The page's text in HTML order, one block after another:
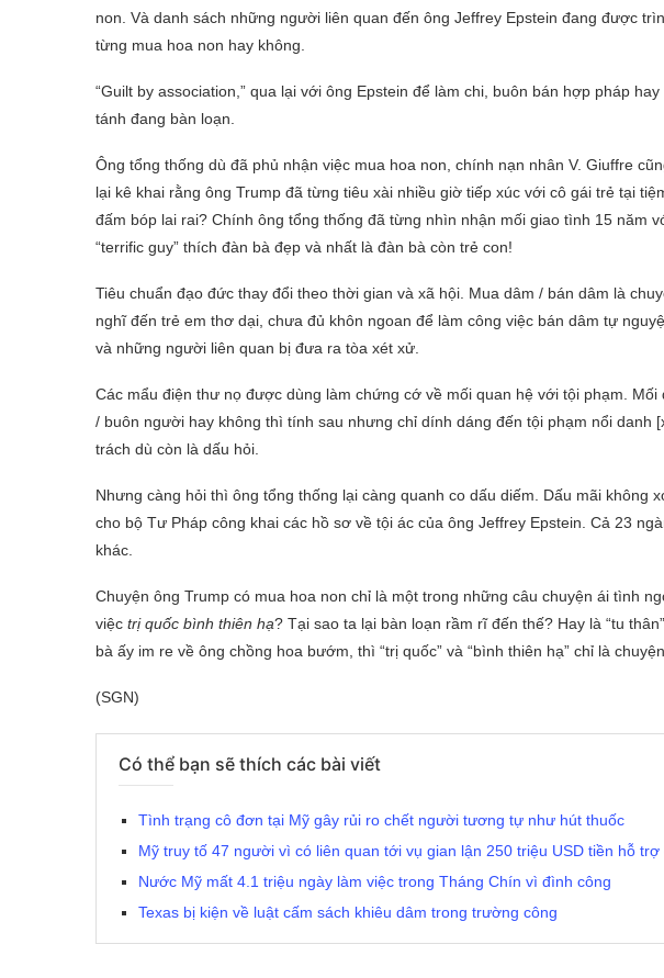
non. Và danh sách những người liên quan đến ông Jeffrey Epstein đang được
từng mua hoa non hay không.
“Guilt by association,” qua lại với ông Epstein để làm chi, buôn bán hợp pháp
tánh đang bàn loạn.
Ông tổng thống dù đã phủ nhận việc mua hoa non, chính nạn nhân V. Giuffre
lại kê khai rằng ông Trump đã từng tiêu xài nhiều giờ tiếp xúc với cô gái trẻ tại
đấm bóp lai rai? Chính ông tổng thống đã từng nhìn nhận mối giao tình 15 năm
“terrific guy” thích đàn bà đẹp và nhất là đàn bà còn trẻ con!
Tiêu chuẩn đạo đức thay đổi theo thời gian và xã hội. Mua dâm / bán dâm là
nghĩ đến trẻ em thơ dại, chưa đủ khôn ngoan để làm công việc bán dâm tự
và những người liên quan bị đưa ra tòa xét xử.
Các mẩu điện thư nọ được dùng làm chứng cớ về mối quan hệ với tội phạm.
/ buôn người hay không thì tính sau nhưng chỉ dính dáng đến tội phạm nổi danh
trách dù còn là dấu hỏi.
Nhưng càng hỏi thì ông tổng thống lại càng quanh co dấu diếm. Dấu mãi không
cho bộ Tư Pháp công khai các hồ sơ về tội ác của ông Jeffrey Epstein. Cả 23
khác.
Chuyện ông Trump có mua hoa non chỉ là một trong những câu chuyện ái tình
việc trị quốc bình thiên hạ? Tại sao ta lại bàn loạn rầm rĩ đến thế? Hay là “tu
bà ấy im re về ông chồng hoa bướm, thì “trị quốc” và “bình thiên hạ” chỉ là
(SGN)
Có thể bạn sẽ thích các bài viết
Tình trạng cô đơn tại Mỹ gây rủi ro chết người tương tự như hút thuốc
Mỹ truy tố 47 người vì có liên quan tới vụ gian lận 250 triệu USD tiền hỗ trợ
Nước Mỹ mất 4.1 triệu ngày làm việc trong Tháng Chín vì đình công
Texas bị kiện về luật cấm sách khiêu dâm trong trường công